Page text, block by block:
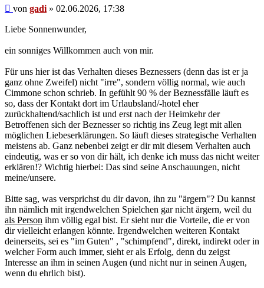
Beitrag
von gadi » 02.06.2026, 17:38
Liebe Sonnenwunder,
ein sonniges Willkommen auch von mir.
Für uns hier ist das Verhalten dieses Beznessers (denn das ist er ja
ganz ohne Zweifel) nicht "irre", sondern völlig normal, wie auch
Cimmone schon schrieb. In gefühlt 90 % der Beznessfälle läuft es
so, dass der Kontakt dort im Urlaubsland/-hotel eher
zurückhaltend/sachlich ist und erst nach der Heimkehr der
Betroffenen sich der Beznesser so richtig ins Zeug legt mit allen
möglichen Liebeserklärungen. So läuft dieses strategische Verhalten
meistens ab. Ganz nebenbei zeigt er dir mit diesem Verhalten auch
eindeutig, was er so von dir hält, ich denke ich muss das nicht weiter
erklären!? Wichtig hierbei: Das sind seine Anschauungen, nicht
meine/unsere.
Bitte sag, was versprichst du dir davon, ihn zu "ärgern"? Du kannst
ihn nämlich mit irgendwelchen Spielchen gar nicht ärgern, weil du
als Person ihm völlig egal bist. Er sieht nur die Vorteile, die er von
dir vielleicht erlangen könnte. Irgendwelchen weiteren Kontakt
deinerseits, sei es "im Guten" , "schimpfend", direkt, indirekt oder in
welcher Form auch immer, sieht er als Erfolg, denn du zeigst
Interesse an ihm in seinen Augen (und nicht nur in seinen Augen,
wenn du ehrlich bist).